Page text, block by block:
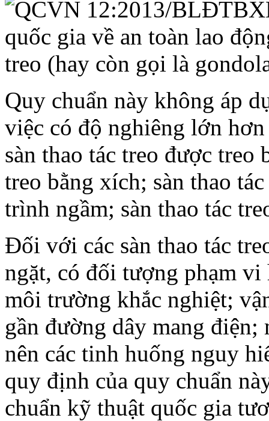
Quy chuẩn này không áp
việc có độ nghiêng lớn
sàn thao tác treo được treo
treo bằng xích; sàn thao
trình ngầm; sàn thao tác
Đối với các sàn thao tác
ngặt, có đối tượng phạm
môi trường khắc nghiệt;
gần đường dây mang điện;
nên các tinh huống nguy
quy định của quy chuẩn
chuẩn kỹ thuật quốc gia